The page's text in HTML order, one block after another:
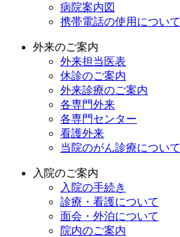
病院案内図
携帯電話の使用について
外来のご案内
外来担当医表
休診のご案内
外来診療のご案内
各専門外来
各専門センター
看護外来
当院のがん診療について
入院のご案内
入院の手続き
診療・看護について
面会・外泊について
院内のご案内